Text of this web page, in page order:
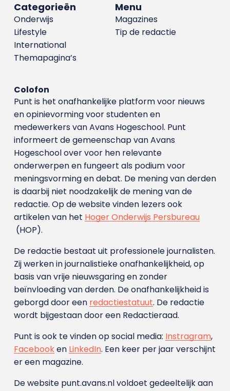
Menu
Magazines
Tip de redactie
Categorieën
Onderwijs
Lifestyle
International
Themapagina’s
Colofon
Punt is het onafhankelijke platform voor nieuws
en opinievorming voor studenten en
medewerkers van Avans Hoge­school. Punt
informeert de gemeenschap van Avans
Hogeschool over voor hen relevante
onderwerpen en fungeert als podium voor
meningsvorming en debat. De mening van derden
is daarbij niet noodzakelijk de mening van de
redactie. Op de website vinden lezers ook
artikelen van het Hoger Onderwijs Persbureau
(HOP).
De redactie bestaat uit professionele journalisten.
Zij werken in journalistieke onafhankelijkheid, op
basis van vrije nieuwsgaring en zonder
beïnvloeding van derden. De onafhankelijkheid is
geborgd door een redactiestatuut. De redactie
wordt bijgestaan door een Redactieraad.
Punt is ook te vinden op social media: Instragram,
Facebooken LinkedIn. Een keer per jaar verschijnt
er een magazine.
De website punt.avans.nl voldoet gedeeltelijk aan